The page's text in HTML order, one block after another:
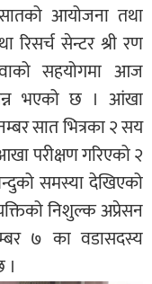
सातको आयोजना तथा
रिसर्च सेन्टर श्री रण
सहयोगमा आज
भएको छ । आंखा
सात भित्रका २ सय
परीक्षण गरिएको २
समस्या देखिएको
निशुल्क अप्रेसन
७ का वडासदस्य